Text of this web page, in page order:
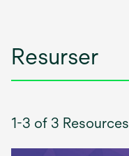
Resurser
1-3 of 3 Resources